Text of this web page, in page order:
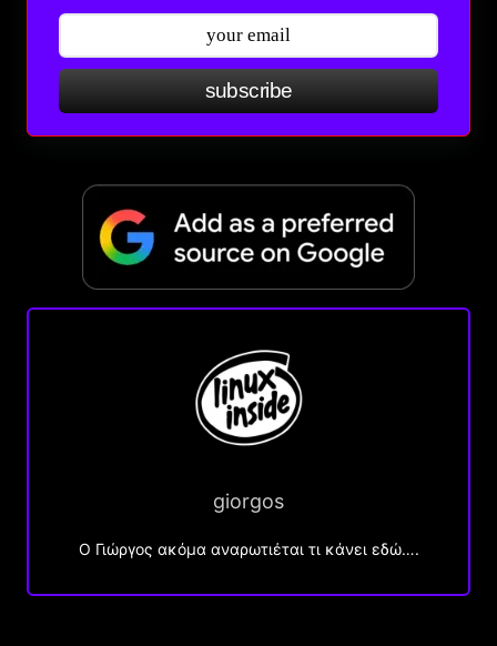
subscribe
giorgos
Ο Γιώργος ακόμα αναρωτιέται τι κάνει εδώ….